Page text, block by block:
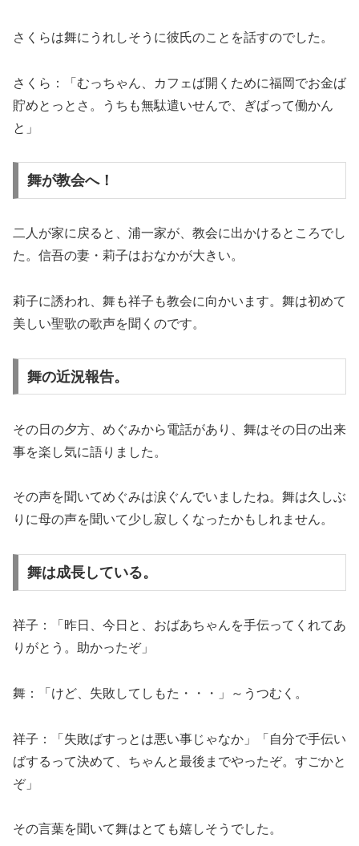
さくらは舞にうれしそうに彼氏のことを話すのでした。
さくら：「むっちゃん、カフェば開くために福岡でお金ば
貯めとっとさ。うちも無駄遣いせんで、ぎばって働かん
と」
舞が教会へ！
二人が家に戻ると、浦一家が、教会に出かけるところでし
た。信吾の妻・莉子はおなかが大きい。
莉子に誘われ、舞も祥子も教会に向かいます。舞は初めて
美しい聖歌の歌声を聞くのです。
舞の近況報告。
その日の夕方、めぐみから電話があり、舞はその日の出来
事を楽し気に語りました。
その声を聞いてめぐみは涙ぐんでいましたね。舞は久しぶ
りに母の声を聞いて少し寂しくなったかもしれません。
舞は成長している。
祥子：「昨日、今日と、おばあちゃんを手伝ってくれてあ
りがとう。助かったぞ」
舞：「けど、失敗してしもた・・・」～うつむく。
祥子：「失敗ばすっとは悪い事じゃなか」「自分で手伝い
ばするって決めて、ちゃんと最後までやったぞ。すごかと
ぞ」
その言葉を聞いて舞はとても嬉しそうでした。